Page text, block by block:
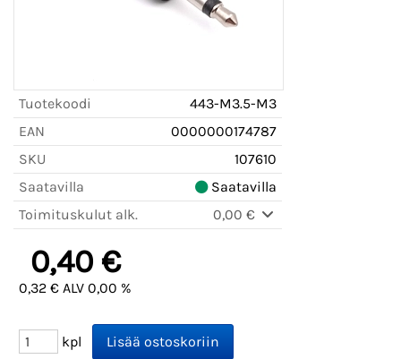
Tuotekoodi
443-M3.5-M3
EAN
0000000174787
SKU
107610
Saatavilla
Saatavilla
Toimituskulut alk.
0,00 €
0,40 €
0,32 € ALV 0,00 %
kpl